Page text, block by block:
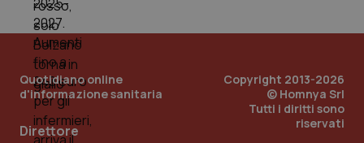
Quotidiano online
d'informazione sanitaria
Direttore
Copyright 2013-2026
© Homnya Srl
Tutti i diritti sono
riservati